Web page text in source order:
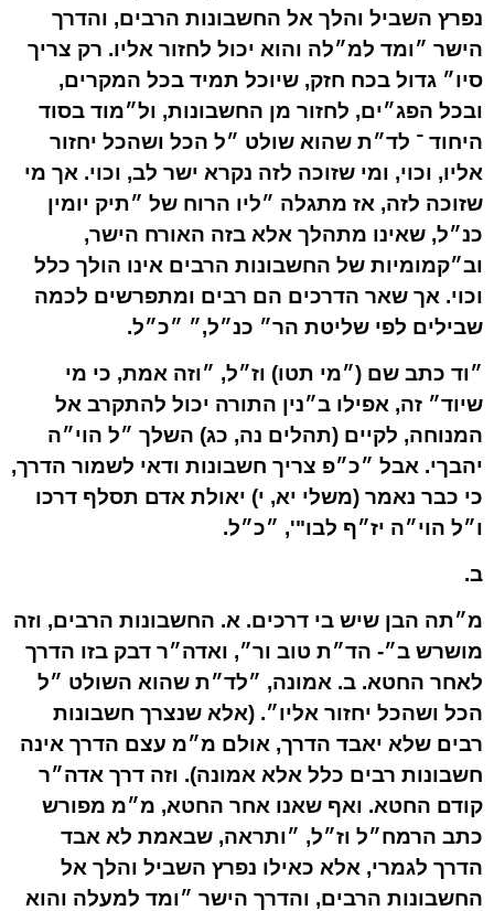
נפרץ השביל והלך אל החשבונות הרבים, והדרך
הישר ״ומד למ״לה והוא יכול לחזור אליו. רק צריך
סיו״ גדול בכח חזק, שיוכל תמיד בכל המקרים,
ובכל הפג״ים, לחזור מן החשבונות, ול״מוד בסוד
היחוד ־ לד״ת שהוא שולט ״ל הכל ושהכל יחזור
אליו, וכוי, ומי שזוכה לזה נקרא ישר לב, וכוי. אך מי
שזוכה לזה, אז מתגלה ״ליו הרוח של ״תיק יומין
כנ״ל, שאינו מתהלך אלא בזה האורח הישר,
וב״קמומיות של החשבונות הרבים אינו הולך כלל
וכוי. אך שאר הדרכים הם רבים ומתפרשים לכמה
שבילים לפי שליטת הר״ כנ״ל,״ ״כ״ל.
״וד כתב שם (״מי תטו) וז״ל, ״וזה אמת, כי מי
שיוד״ זה, אפילו ב״נין התורה יכול להתקרב אל
המנוחה, לקיים (תהלים נה, כג) השלך ״ל הוי״ה
יהבךי. אבל ״כ״פ צריך חשבונות ודאי לשמור הדרך,
כי כבר נאמר (משלי יא, י) יאולת אדם תסלף דרכו
ו״ל הוי״ה יז״ף לבו"', ״כ״ל.
ב.
מ״תה הבן שיש בי דרכים. א. החשבונות הרבים, וזה
מושרש ב״- הד״ת טוב ור״, ואדה״ר דבק בזו הדרך
לאחר החטא. ב. אמונה, ״לד״ת שהוא השולט ״ל
הכל ושהכל יחזור אליו״. (אלא שנצרך חשבונות
רבים שלא יאבד הדרך, אולם מ״מ עצם הדרך אינה
חשבונות רבים כלל אלא אמונה). וזה דרך אדה״ר
קודם החטא. ואף שאנו אחר החטא, מ״מ מפורש
כתב הרמח״ל וז״ל, ״ותראה, שבאמת לא אבד
הדרך לגמרי, אלא כאילו נפרץ השביל והלך אל
החשבונות הרבים, והדרך הישר ״ומד למעלה והוא